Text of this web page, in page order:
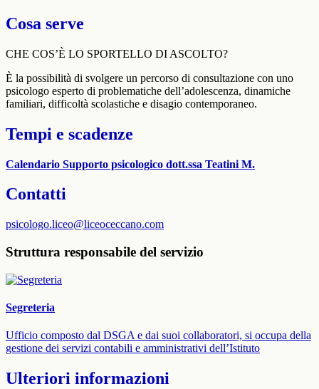
Cosa serve
CHE COS’È LO SPORTELLO DI ASCOLTO?
È la possibilità di svolgere un percorso di consultazione con uno
psicologo esperto di problematiche dell’adolescenza, dinamiche
familiari, difficoltà scolastiche e disagio contemporaneo.
Tempi e scadenze
Calendario Supporto psicologico dott.ssa Teatini M.
Contatti
psicologo.liceo@liceoceccano.com
Struttura responsabile del servizio
Segreteria
Ufficio composto dal DSGA e dai suoi collaboratori, si occupa della
gestione dei servizi contabili e amministrativi dell’Istituto
Ulteriori informazioni